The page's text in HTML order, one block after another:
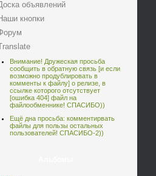
объявлений
кнопки
Внимание! Дружеская просьба
сообщить в обратную связь [и если
возможно продублировать в
комменты к файлу] о релизе, в
ссылке которого отсутствует
[ошибка 404] файл на
файлообменнике! СПАСИБО))
Ещё дна просьба: комментирвать
файлы для пользы остальных
пользователей! СПАСИБО-2))